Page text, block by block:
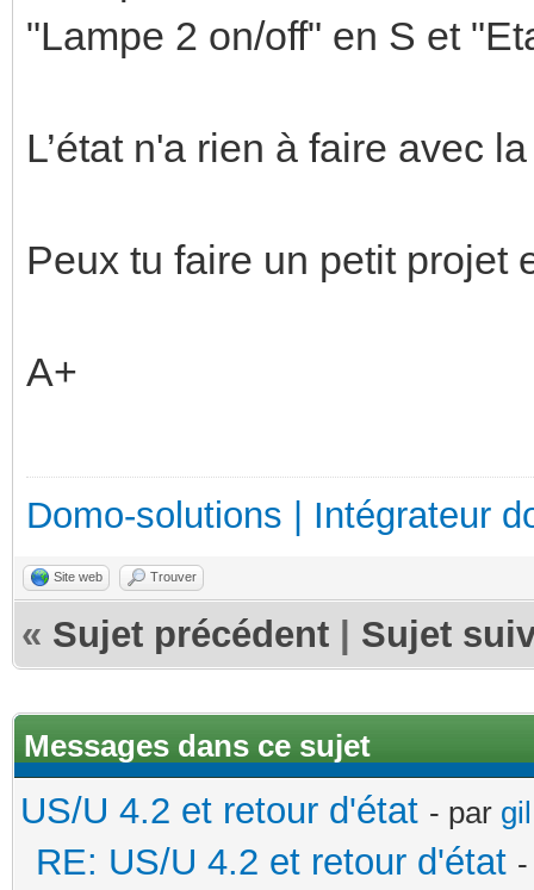
"Lampe 2 on/off" en S et
L’état n'a rien à faire avec
Peux tu faire un petit projet
A+
Domo-solutions | Intégrateur
Site web Trouver
« Sujet précédent Sujet
Messages dans ce sujet
US/U 4.2 et retour d'état - par gil
RE: US/U 4.2 et retour d'état